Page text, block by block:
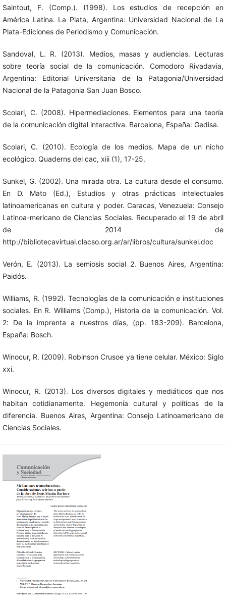
Saintout, F. (Comp.). (1998). Los estudios de recepción en
América Latina. La Plata, Argentina: Universidad Nacional de La
Plata-Ediciones de Periodismo y Comunicación.
Sandoval, L. R. (2013). Medios, masas y audiencias. Lecturas
sobre teoría social de la comunicación. Comodoro Rivadavia,
Argentina: Editorial Universitaria de la Patagonia/Universidad
Nacional de la Patagonia San Juan Bosco.
Scolari, C. (2008). Hipermediaciones. Elementos para una teoría
de la comunicación digital interactiva. Barcelona, España: Gedisa.
Scolari, C. (2010). Ecología de los medios. Mapa de un nicho
ecológico. Quaderns del cac, xiii (1), 17-25.
Sunkel, G. (2002). Una mirada otra. La cultura desde el consumo.
En D. Mato (Ed.), Estudios y otras prácticas intelectuales
latinoamericanas en cultura y poder. Caracas, Venezuela: Consejo
Latinoa-mericano de Ciencias Sociales. Recuperado el 19 de abril
de 2014 de
http://bibliotecavirtual.clacso.org.ar/ar/libros/cultura/sunkel.doc
Verón, E. (2013). La semiosis social 2. Buenos Aires, Argentina:
Paidós.
Williams, R. (1992). Tecnologías de la comunicación e instituciones
sociales. En R. Williams (Comp.), Historia de la comunicación. Vol.
2: De la imprenta a nuestros días, (pp. 183-209). Barcelona,
España: Bosch.
Winocur, R. (2009). Robinson Crusoe ya tiene celular. México: Siglo
xxi.
Winocur, R. (2013). Los diversos digitales y mediáticos que nos
habitan cotidianamente. Hegemonía cultural y políticas de la
diferencia. Buenos Aires, Argentina: Consejo Latinoamericano de
Ciencias Sociales.